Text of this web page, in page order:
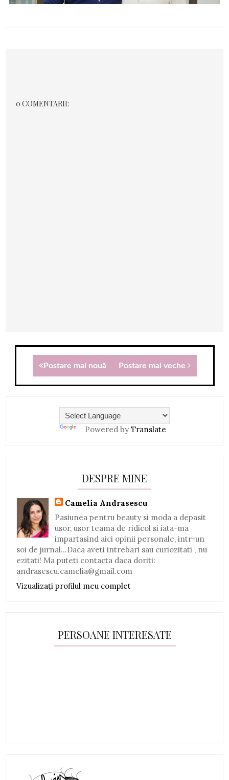
0 COMENTARII:
Postare mai nouă Postare mai veche
Powered by Translate
DESPRE MINE
Camelia Andrasescu
Pasiunea pentru beauty si moda a depasit
usor, usor teama de ridicol si iata-ma
impartasind aici opinii personale, intr-un
soi de jurnal...Daca aveti intrebari sau curiozitati , nu
ezitati! Ma puteti contacta daca doriti:
andrasescu.camelia@gmail.com
Vizualizați profilul meu complet
PERSOANE INTERESATE